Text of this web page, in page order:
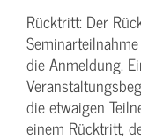
Rücktritt: Der
die Anmeldung.
die etwaigen
einem Rücktritt,